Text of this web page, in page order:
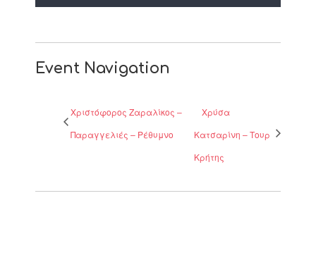
Event Navigation
Χριστόφορος Ζαραλίκος –
Παραγγελιές – Ρέθυμνο
Χρύσα
Κατσαρίνη – Τουρ
Κρήτης